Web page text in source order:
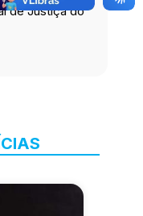
de Justiça do